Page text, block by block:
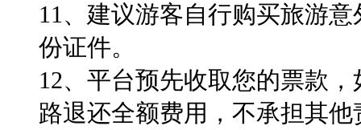
11、建议游客自行购买旅游
份证件。
12、 平台预先收取您的票款
路退还全额费用，不承担其